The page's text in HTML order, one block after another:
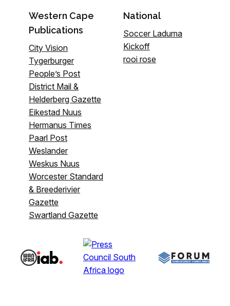
Western Cape
Publications
City Vision
Tygerburger
People’s Post
District Mail &
Helderberg Gazette
Eikestad Nuus
Hermanus Times
Paarl Post
Weslander
Weskus Nuus
Worcester Standard
& Breederivier
Gazette
Swartland Gazette
National
Soccer Laduma
Kickoff
rooi rose